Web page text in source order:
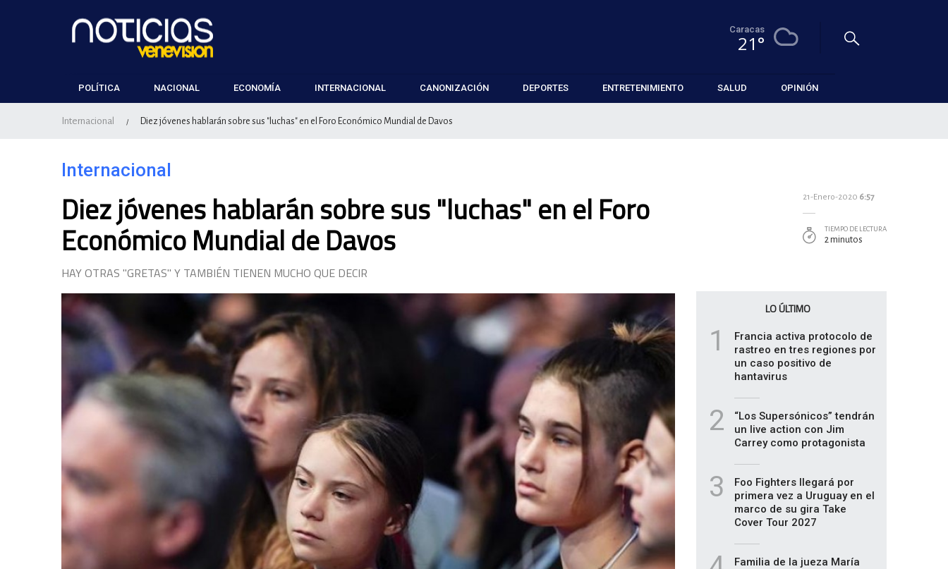
Caracas
21°
POLÍTICA NACIONAL ECONOMÍA INTERNACIONAL CANONIZACIÓN DEPORTES ENTRETENIMIENTO SALUD OPINIÓN
Internacional / Diez jóvenes hablarán sobre sus "luchas" en el Foro Económico Mundial de Davos
Internacional
Diez jóvenes hablarán sobre sus "luchas" en el Foro
Económico Mundial de Davos
HAY OTRAS "GRETAS" Y TAMBIÉN TIENEN MUCHO QUE DECIR
21-Enero-2020 6:57
TIEMPO DE LECTURA
2 minutos
LO ÚLTIMO
1
Francia activa protocolo de
rastreo en tres regiones por
un caso positivo de
hantavirus
2
“Los Supersónicos” tendrán
un live action con Jim
Carrey como protagonista
3
Foo Fighters llegará por
primera vez a Uruguay en el
marco de su gira Take
Cover Tour 2027
Familia de la jueza María